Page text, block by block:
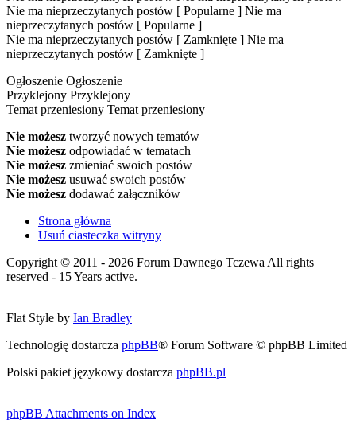
Nie ma nieprzeczytanych postów [ Popularne ] Nie ma
nieprzeczytanych postów [ Popularne ]
Nie ma nieprzeczytanych postów [ Zamknięte ] Nie ma
nieprzeczytanych postów [ Zamknięte ]
Ogłoszenie Ogłoszenie
Przyklejony Przyklejony
Temat przeniesiony Temat przeniesiony
Nie możesz tworzyć nowych tematów
Nie możesz odpowiadać w tematach
Nie możesz zmieniać swoich postów
Nie możesz usuwać swoich postów
Nie możesz dodawać załączników
Strona główna
Usuń ciasteczka witryny
Copyright © 2011 - 2026 Forum Dawnego Tczewa All rights
reserved - 15 Years active.
Flat Style by Ian Bradley
Technologię dostarcza phpBB® Forum Software © phpBB Limited
Polski pakiet językowy dostarcza phpBB.pl
phpBB Attachments on Index